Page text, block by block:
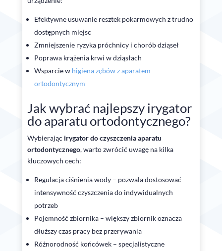
Efektywne usuwanie resztek pokarmowych z trudno
dostępnych miejsc
Zmniejszenie ryzyka próchnicy i chorób dziąseł
Poprawa krążenia krwi w dziąsłach
Wsparcie w higiena zębów z aparatem
ortodontycznym
Jak wybrać najlepszy irygator
do aparatu ortodontycznego?
Wybierając irygator do czyszczenia aparatu
ortodontycznego, warto zwrócić uwagę na kilka
kluczowych cech:
Regulacja ciśnienia wody – pozwala dostosować
intensywność czyszczenia do indywidualnych
potrzeb
Pojemność zbiornika – większy zbiornik oznacza
dłuższy czas pracy bez przerywania
Różnorodność końcówek – specjalistyczne